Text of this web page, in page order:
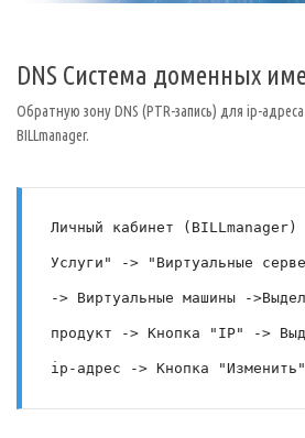
DNS Система доменных
Обратную зону DNS (PTR-запись) для ip-
BILLmanager.
Личный кабинет
Услуги" -> "Виртуальные
-> Виртуальные машины -
продукт -> Кнопка "IP" ->
ip-адрес -> Кнопка "Изменить"